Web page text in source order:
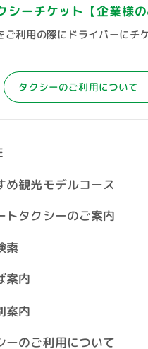
シーチケット 【企業様
ご利用の際にドライバーにチ
タクシーのご利用について
め観光モデルコース
トタクシーのご案内
索
案内
案内
ーのご利用について